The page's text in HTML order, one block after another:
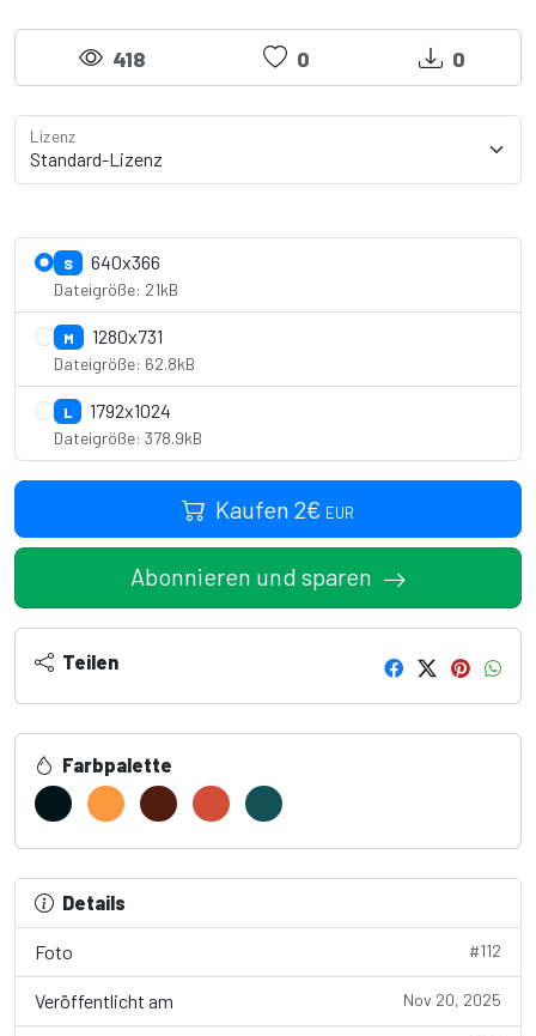
418 0 0
Lizenz
S 640x366
Dateigröße: 21kB
M 1280x731
Dateigröße: 62.8kB
L 1792x1024
Dateigröße: 378.9kB
Kaufen 2€ EUR
Abonnieren und sparen
Teilen
Farbpalette
Details
Foto #112
Veröffentlicht am Nov 20, 2025